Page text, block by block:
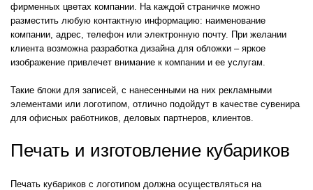
фирменных цветах компании. На каждой страничке можно
разместить любую контактную информацию: наименование
компании, адрес, телефон или электронную почту. При желании
клиента возможна разработка дизайна для обложки – яркое
изображение привлечет внимание к компании и ее услугам.
Такие блоки для записей, с нанесенными на них рекламными
элементами или логотипом, отлично подойдут в качестве сувенира
для офисных работников, деловых партнеров, клиентов.
Печать и изготовление кубариков
Печать кубариков с логотипом должна осуществляться на